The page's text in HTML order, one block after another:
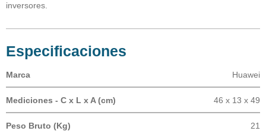
inversores.
Especificaciones
Marca Huawei
Mediciones - C x L x A (cm) 46 x 13 x 49
Peso Bruto (Kg) 21